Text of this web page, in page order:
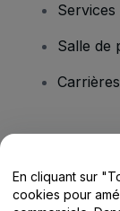
Salle de
Carrières
Centre
En cliquant sur
cookies pour